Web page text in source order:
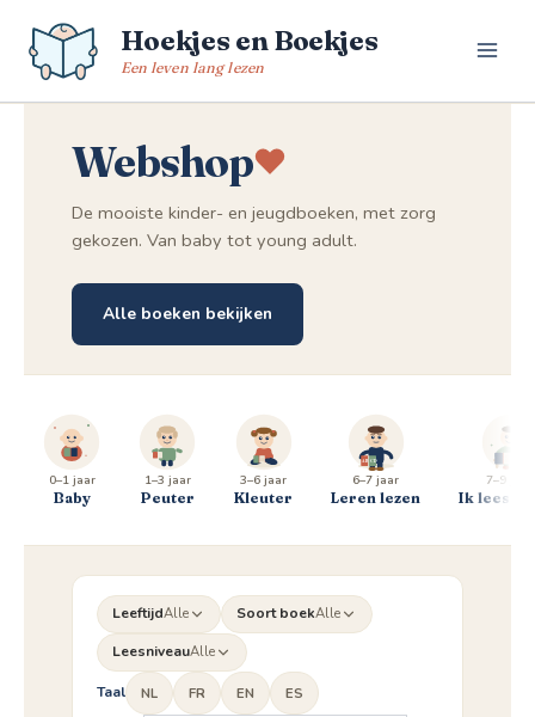
naar
Hoekjes en Boekjes
Een leven lang lezen
Webshop
De mooiste kinder- en jeugdboeken, met zorg
gekozen. Van baby tot young adult.
Alle boeken bekijken
0–1 jaar
Baby
1–3 jaar
Peuter
3–6 jaar
Kleuter
6–7 jaar
Leren lezen
7–9 jaar
Ik lees al
LeeftijdAlle Soort boekAlle
LeesniveauAlle
Taal NL FR EN ES